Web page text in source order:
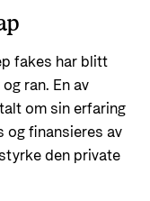
fakes har blitt
ran. En av
om sin erfaring
og finansieres av
den private